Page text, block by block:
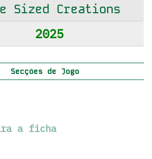
Sized Creations
2025
Secções de Jogo
a ficha